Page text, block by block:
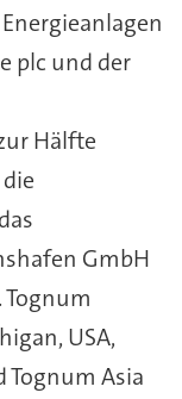
plc und der
Hälfte
GmbH
Tognum
USA,
Tognum Asia